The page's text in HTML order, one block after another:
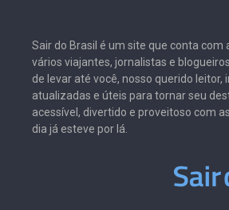
Sair do Brasil é um site que conta com
vários viajantes, jornalistas e
de levar até você, nosso querido leitor,
atualizadas e úteis para tornar seu
acessível, divertido e proveitoso com
dia já esteve por lá.